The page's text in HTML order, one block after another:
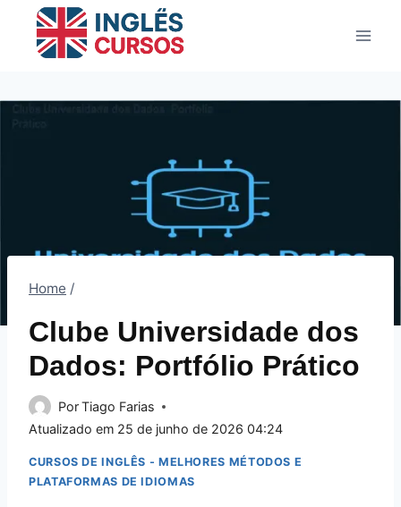
Conteúdo
Home /
Clube Universidade dos
Dados: Portfólio Prático
PorTiago Farias
Atualizado em 25 de junho de 2026 04:24
CURSOS DE INGLÊS - MELHORES MÉTODOS E
PLATAFORMAS DE IDIOMAS